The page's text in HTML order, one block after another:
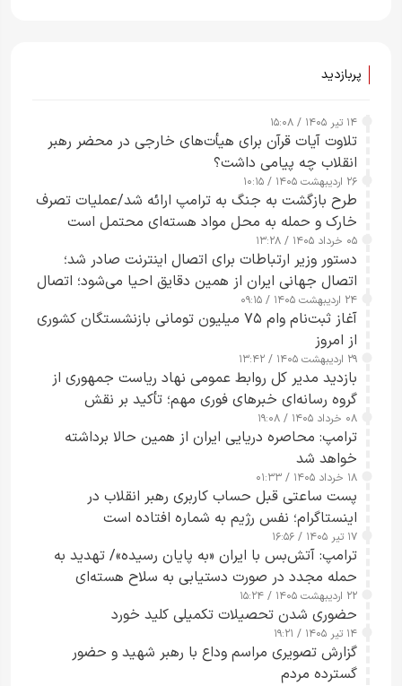
پربازدید
۱۴ تیر ۱۴۰۵ / ۱۵:۰۸
تلاوت آیات قرآن برای هیأت‌های خارجی در محضر رهبر
انقلاب چه پیامی داشت؟
۲۶ اردیبهشت ۱۴۰۵ / ۱۰:۱۵
طرح‌ بازگشت به جنگ به ترامپ ارائه شد/عملیات تصرف
خارک و حمله به محل مواد هسته‌ای محتمل است
۰۵ خرداد ۱۴۰۵ / ۱۳:۲۸
دستور وزیر ارتباطات برای اتصال اینترنت صادر شد؛
اتصال جهانی ایران از همین دقایق احیا می‌شود؛ اتصال
کامل مردم تا ۲۴ ساعت آینده
۲۴ اردیبهشت ۱۴۰۵ / ۰۹:۱۵
آغاز ثبت‌نام وام ۷۵ میلیون تومانی بازنشستگان کشوری
از امروز
۲۹ اردیبهشت ۱۴۰۵ / ۱۳:۴۲
بازدید مدیر کل روابط عمومی نهاد ریاست جمهوری از
گروه رسانه‌ای خبرهای فوری مهم؛ تأکید بر نقش
رسانه‌های هوشمند و مسئول در ارتقای آگاهی عمومی
۰۸ خرداد ۱۴۰۵ / ۱۹:۰۸
ترامپ: محاصره دریایی ایران از همین حالا برداشته
خواهد شد
۱۸ خرداد ۱۴۰۵ / ۰۱:۳۳
پست ساعتی قبل حساب کاربری رهبر انقلاب در
اینستاگرام؛ نفس رژیم به شماره افتاده است​
۱۷ تیر ۱۴۰۵ / ۱۶:۵۶
ترامپ: آتش‌بس با ایران «به پایان رسیده»/ تهدید به
حمله مجدد در صورت دستیابی به سلاح هسته‌ای
۲۲ اردیبهشت ۱۴۰۵ / ۱۵:۲۴
حضوری شدن تحصیلات تکمیلی کلید خورد
۱۴ تیر ۱۴۰۵ / ۱۹:۲۱
گزارش تصویری مراسم وداع با رهبر شهید و حضور
گسترده مردم